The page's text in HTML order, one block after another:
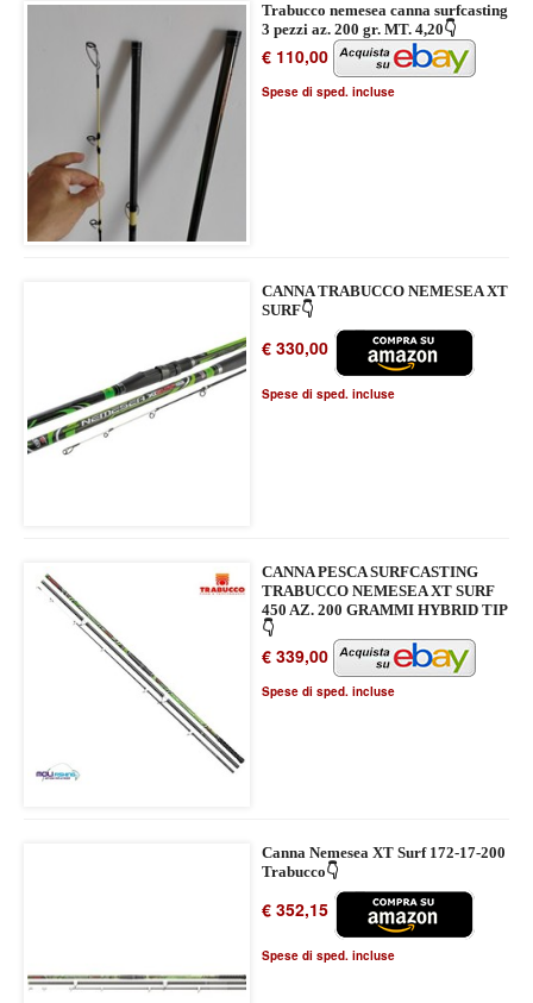
Trabucco nemesea canna surfcasting
3 pezzi az. 200 gr. MT. 4,20👇
€ 110,00
Spese di sped. incluse
CANNA TRABUCCO NEMESEA XT
SURF👇
€ 330,00
Spese di sped. incluse
CANNA PESCA SURFCASTING
TRABUCCO NEMESEA XT SURF
450 AZ. 200 GRAMMI HYBRID TIP
👇
€ 339,00
Spese di sped. incluse
Canna Nemesea XT Surf 172-17-200
Trabucco👇
€ 352,15
Spese di sped. incluse